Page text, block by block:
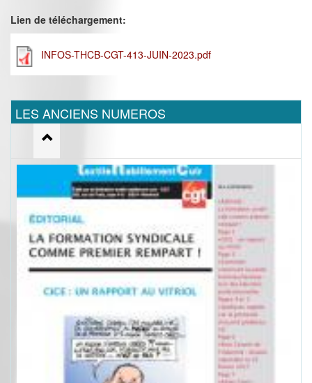
Lien de téléchargement:
INFOS-THCB-CGT-413-JUIN-2023.pdf
LES ANCIENS NUMEROS